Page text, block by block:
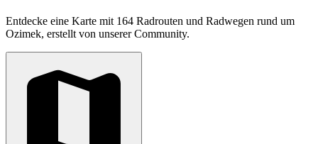
Entdecke eine Karte mit 164 Radrouten und Radwegen rund um
Ozimek, erstellt von unserer Community.